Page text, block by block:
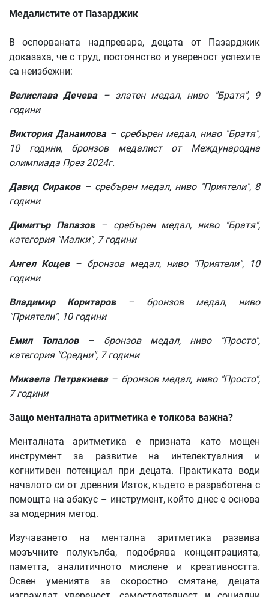
Медалистите от Пазарджик
В оспорваната надпревара, децата от Пазарджик
доказаха, че с труд, постоянство и увереност успехите
са неизбежни:
Велислава Дечева– златен медал, ниво "Братя", 9
години
Виктория Данаилова– сребърен медал, ниво "Братя",
10 години, бронзов медалист от Международна
олимпиада През 2024г.
Давид Сираков– сребърен медал, ниво "Приятели", 8
години
Димитър Папазов– сребърен медал, ниво "Братя",
категория "Малки", 7 години
Ангел Коцев– бронзов медал, ниво "Приятели", 10
години
Владимир Коритаров– бронзов медал, ниво
"Приятели", 10 години
Емил Топалов– бронзов медал, ниво "Просто",
категория "Средни", 7 години
Микаела Петракиева– бронзов медал, ниво "Просто",
7 години
Защо менталната аритметика е толкова важна?
Менталната аритметика е призната като мощен
инструмент за развитие на интелектуалния и
когнитивен потенциал при децата. Практиката води
началото си от древния Изток, където е разработена с
помощта на абакус – инструмент, който днес е основа
за модерния метод.
Изучаването на ментална аритметика развива
мозъчните полукълба, подобрява концентрацията,
паметта, аналитичното мислене и креативността.
Освен уменията за скоростно смятане, децата